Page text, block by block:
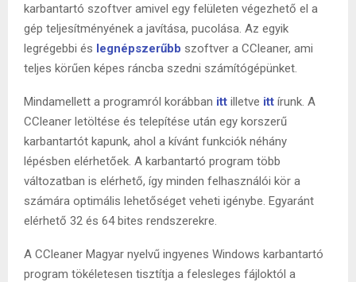
karbantartó szoftver amivel egy felületen végezhető el a
gép teljesítményének a javítása, pucolása. Az egyik
legrégebbi és legnépszerűbb szoftver a CCleaner, ami
teljes körűen képes ráncba szedni számítógépünket.
Mindamellett a programról korábban itt illetve itt írunk. A
CCleaner letöltése és telepítése után egy korszerű
karbantartót kapunk, ahol a kívánt funkciók néhány
lépésben elérhetőek. A karbantartó program több
változatban is elérhető, így minden felhasználói kör a
számára optimális lehetőséget veheti igénybe. Egyaránt
elérhető 32 és 64 bites rendszerekre.
A CCleaner Magyar nyelvű ingyenes Windows karbantartó
program tökéletesen tisztítja a felesleges fájloktól a